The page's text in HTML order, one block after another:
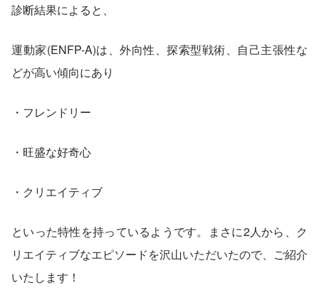
診断結果によると、
運動家(ENFP-A)は、外向性、探索型戦術、自己主張性な
どが高い傾向にあり
・フレンドリー
・旺盛な好奇心
・クリエイティブ
といった特性を持っているようです。まさに2人から、ク
リエイティブなエピソードを沢山いただいたので、ご紹介
いたします！